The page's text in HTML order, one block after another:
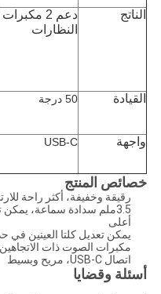
الناتج
دعم 2
النظارات
القيادة 50 درجة
واجهة USB-C
خصائص المنتج
رقيقة وخفيفة، أكثر راحة
3.5ملم سدادة سماعة،
أعلى
يمكن تعديل كلتا العينين في حدود 600 درجة من قصر
مكبرات الصوت ذات
اتصال USB-C، مريح وبسيط
أسئلة وقضايا